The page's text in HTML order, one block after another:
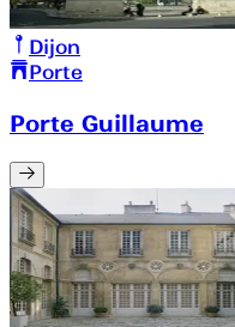
Dijon
Porte
Porte Guillaume